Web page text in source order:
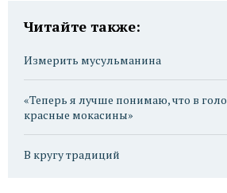
Читайте также:
Измерить мусульманина
«Теперь я лучше понимаю, что в
красные мокасины»
В кругу традиций